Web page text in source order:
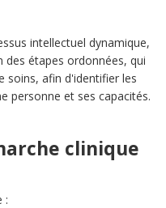
intellectuel dynamique,
étapes ordonnées, qui
soins, afin d'identifier les
personne et ses capacités.
clinique
: